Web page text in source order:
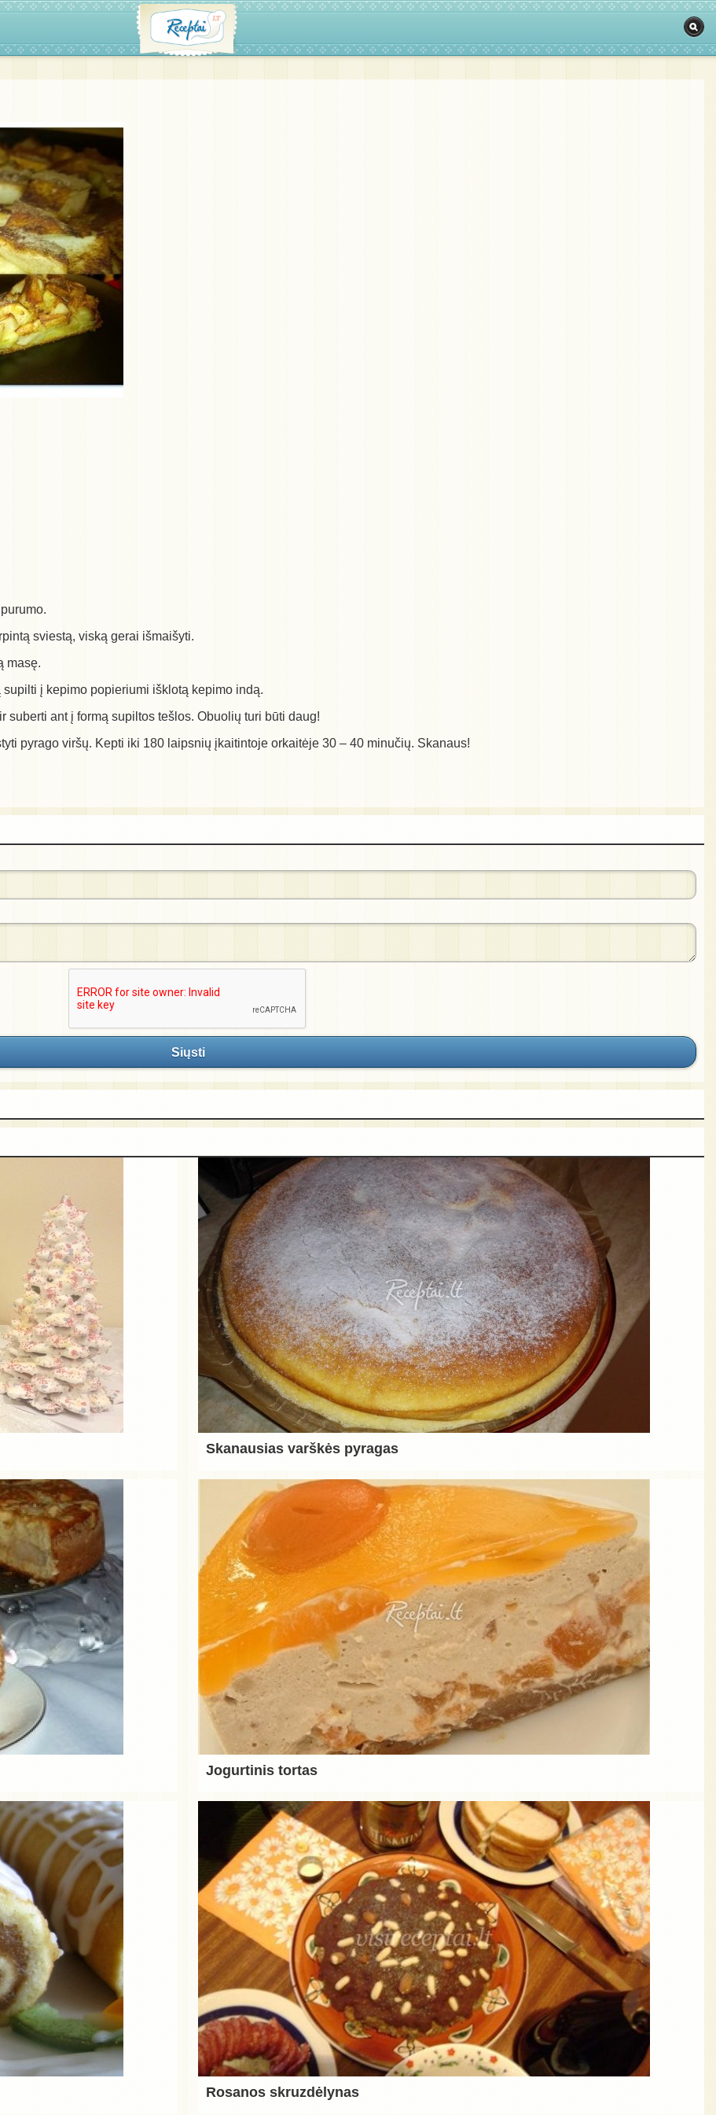
sviestą, viską gerai išmaišyti.
masę.
į kepimo popieriumi išklotą kepimo indą.
ant į formą supiltos tešlos. Obuolių turi būti daug!
pyrago viršų. Kepti iki 180 laipsnių įkaitintoje orkaitėje 30 – 40 minučių. Skanaus!
Siųsti
Skanausias varškės pyragas
Jogurtinis tortas
Rosanos skruzdėlynas